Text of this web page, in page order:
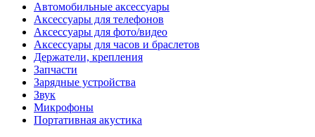
Автомобильные аксессуары
Аксессуары для телефонов
Аксессуары для фото/видео
Аксессуары для часов и браслетов
Держатели, крепления
Запчасти
Зарядные устройства
Звук
Микрофоны
Портативная акустика